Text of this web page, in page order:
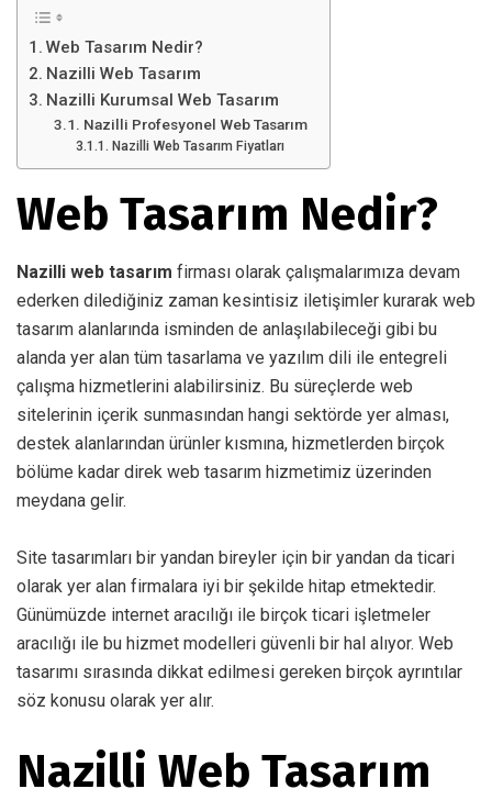
Web Tasarım Nedir?
Nazilli Web Tasarım
Nazilli Kurumsal Web Tasarım
Nazilli Profesyonel Web Tasarım
Nazilli Web Tasarım Fiyatları
Web Tasarım Nedir?
Nazilli web tasarım firması olarak çalışmalarımıza devam
ederken dilediğiniz zaman kesintisiz iletişimler kurarak web
tasarım alanlarında isminden de anlaşılabileceği gibi bu
alanda yer alan tüm tasarlama ve yazılım dili ile entegreli
çalışma hizmetlerini alabilirsiniz. Bu süreçlerde web
sitelerinin içerik sunmasından hangi sektörde yer alması,
destek alanlarından ürünler kısmına, hizmetlerden birçok
bölüme kadar direk web tasarım hizmetimiz üzerinden
meydana gelir.
Site tasarımları bir yandan bireyler için bir yandan da ticari
olarak yer alan firmalara iyi bir şekilde hitap etmektedir.
Günümüzde internet aracılığı ile birçok ticari işletmeler
aracılığı ile bu hizmet modelleri güvenli bir hal alıyor. Web
tasarımı sırasında dikkat edilmesi gereken birçok ayrıntılar
söz konusu olarak yer alır.
Nazilli Web Tasarım